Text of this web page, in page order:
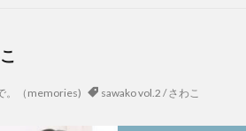
。（memories)
sawako vol.2 / さわこ